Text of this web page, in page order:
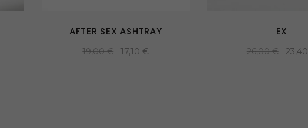
AFTER SEX ASHTRAY
19,00€ 17,10 €
EX
26,00€ 23,40